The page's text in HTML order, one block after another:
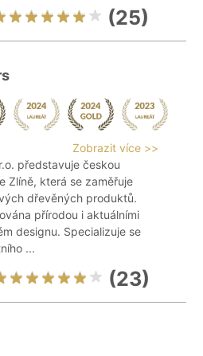
(25)
Zobrazit více >>
představuje českou
Zlíně, která se zaměřuje
dřevěných produktů.
přírodou i aktuálními
designu. Specializuje se
...
(23)